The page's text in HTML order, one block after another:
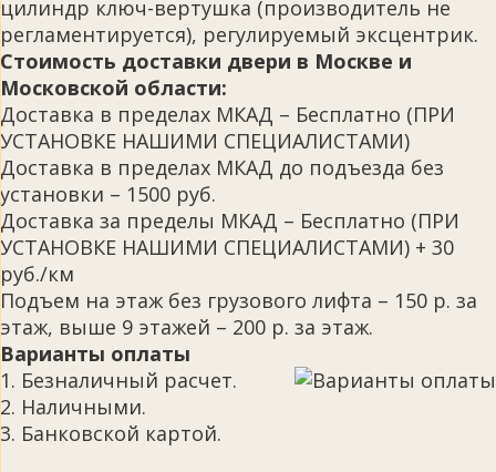
цилиндр ключ-вертушка (производитель не
регламентируется), регулируемый эксцентрик.
Стоимость доставки двери в Москве и
Московской области:
Доставка в пределах МКАД – Бесплатно (ПРИ
УСТАНОВКЕ НАШИМИ СПЕЦИАЛИСТАМИ)
Доставка в пределах МКАД до подъезда без
установки – 1500 руб.
Доставка за пределы МКАД – Бесплатно (ПРИ
УСТАНОВКЕ НАШИМИ СПЕЦИАЛИСТАМИ) + 30
руб./км
Подъем на этаж без грузового лифта – 150 р. за
этаж, выше 9 этажей – 200 р. за этаж.
Варианты оплаты
1. Безналичный расчет.
2. Наличными.
3. Банковской картой.